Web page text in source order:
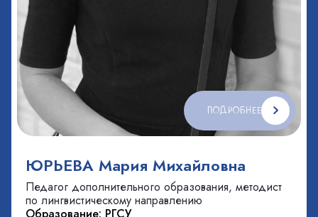
ПОДРОБНЕЕ
ЮРЬЕВА Мария Михайловна
Педагог дополнительного образования, методист
по лингвистическому направлению